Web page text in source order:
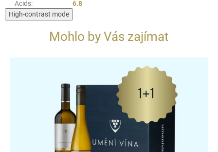
Acids:
6.8
High-contrast mode
Mohlo by Vás zajímat